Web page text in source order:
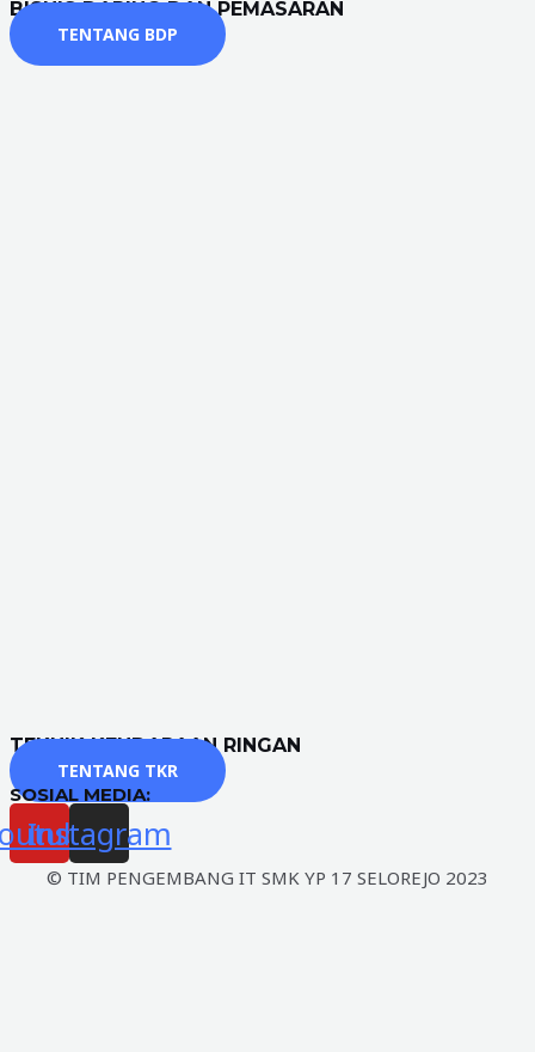
BISNIS DARING DAN PEMASARAN
TENTANG BDP
TEKNIK KENDARAAN RINGAN
TENTANG TKR
SOSIAL MEDIA:
Instagram
© TIM PENGEMBANG IT SMK YP 17 SELOREJO 2023